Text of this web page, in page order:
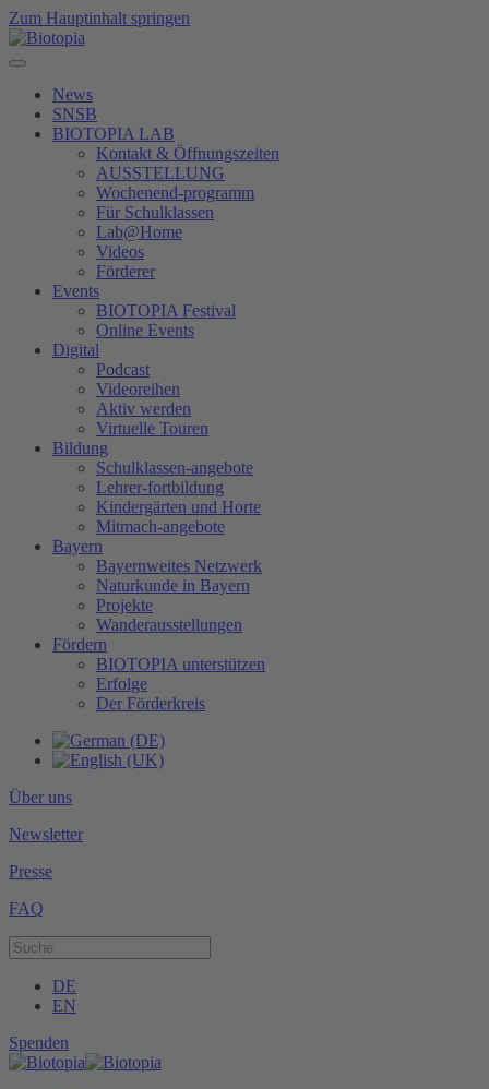
Zum Hauptinhalt springen
News
SNSB
BIOTOPIA LAB
Kontakt & Öffnungszeiten
AUSSTELLUNG
Wochenend-programm
Für Schulklassen
Lab@Home
Videos
Förderer
Events
BIOTOPIA Festival
Online Events
Digital
Podcast
Videoreihen
Aktiv werden
Virtuelle Touren
Bildung
Schulklassen-angebote
Lehrer-fortbildung
Kindergärten und Horte
Mitmach-angebote
Bayern
Bayernweites Netzwerk
Naturkunde in Bayern
Projekte
Wanderausstellungen
Fördern
BIOTOPIA unterstützen
Erfolge
Der Förderkreis
Über uns
Newsletter
Presse
FAQ
DE
EN
Spenden